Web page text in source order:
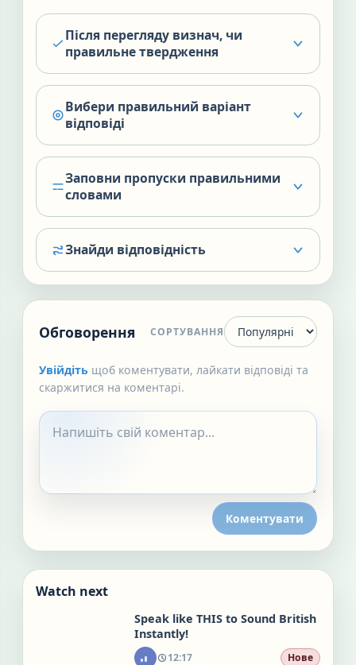
Після перегляду визнач, чи
правильне твердження
Вибери правильний варіант
відповіді
Заповни пропуски правильними
словами
Знайди відповідність
Обговорення СОРТУВАННЯ
Увійдіть щоб коментувати, лайкати відповіді та
скаржитися на коментарі.
Коментувати
Watch next
Speak like THIS to Sound British
Instantly!
12:17 Нове